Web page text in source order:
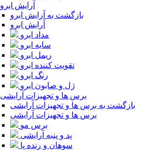
آرایش ابرو
بازگشت به آرایش ابرو
آرایش ابرو
مداد ابرو
سایه ابرو
ریمل ابرو
تقویت کننده ابرو
رنگ ابرو
ژل و صابون ابرو
برس ها و تجهیزات آرایشی
بازگشت به برس ها و تجهیزات آرایشی
برس ها و تجهیزات آرایشی
برس مو
پد و پنبه آرایشی
سوهان و رنده پا